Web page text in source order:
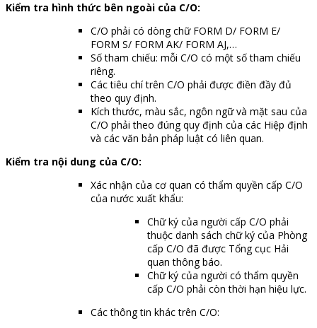
Kiểm tra hình thức bên ngoài của C/O:
C/O phải có dòng chữ FORM D/ FORM E/
FORM S/ FORM AK/ FORM AJ,…
Số tham chiếu: mỗi C/O có một số tham chiếu
riêng.
Các tiêu chí trên C/O phải được điền đầy đủ
theo quy định.
Kích thước, màu sắc, ngôn ngữ và mặt sau của
C/O phải theo đúng quy định của các Hiệp định
và các văn bản pháp luật có liên quan.
Kiểm tra nội dung của C/O:
Xác nhận của cơ quan có thẩm quyền cấp C/O
của nước xuất khẩu:
Chữ ký của người cấp C/O phải
thuộc danh sách chữ ký của Phòng
cấp C/O đã được Tổng cục Hải
quan thông báo.
Chữ ký của người có thẩm quyền
cấp C/O phải còn thời hạn hiệu lực.
Các thông tin khác trên C/O: